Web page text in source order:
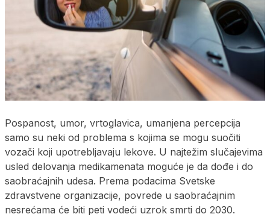
Pospanost, umor, vrtoglavica, umanjena percepcija
samo su neki od problema s kojima se mogu suočiti
vozači koji upotrebljavaju lekove. U najtežim slučajevima
usled delovanja medikamenata moguće je da dođe i do
saobraćajnih udesa. Prema podacima Svetske
zdravstvene organizacije, povrede u saobraćajnim
nesrećama će biti peti vodeći uzrok smrti do 2030.